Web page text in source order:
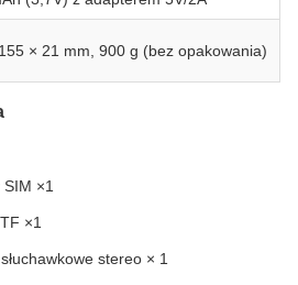
× 21 mm, 900 g (bez opakowania)
×1
×1
stereo × 1